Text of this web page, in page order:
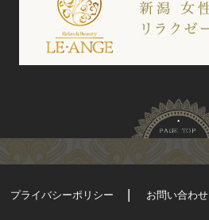
プライバシーポリシー お問い合わせ